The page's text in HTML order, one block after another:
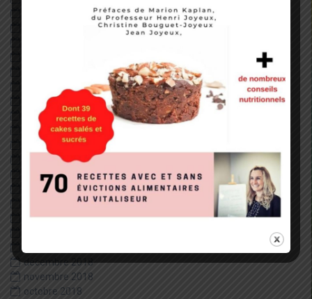
avril 2020
février 2020
janvier 2020
décembre 2019
juillet 2019
juin 2019
mai 2019
mars 2019
décembre 2018
novembre 2018
octobre 2018